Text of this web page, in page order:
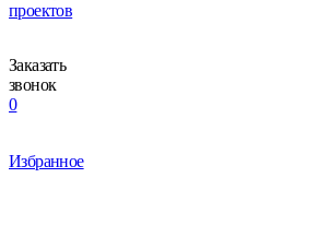
проектов
Заказать
звонок
0
Избранное